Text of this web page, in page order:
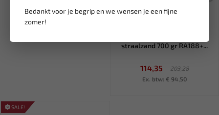
Bedankt voor je begrip en we wensen je een fijne
zomer!
Tijdelijk
straalzand 700 gr RA188+...
114,35
203,28
Ex. btw: € 94,50
SALE!